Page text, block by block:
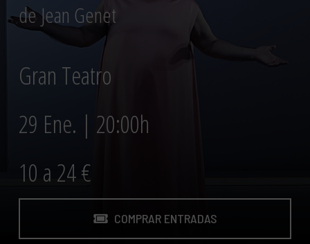
de Jean Genet
Gran Teatro
29 Ene. | 20:00h
10 a 24 €
COMPRAR ENTRADAS